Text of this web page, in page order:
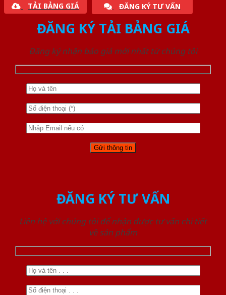
TẢI BẢNG GIÁ ĐĂNG KÝ TƯ VẤN
ĐĂNG KÝ TẢI BẢNG GIÁ
Đăng ký nhận báo giá mới nhất từ chúng tôi
ĐĂNG KÝ TƯ VẤN
Liên hệ với chúng tôi để nhận được tư vấn chi tiết
về sản phẩm